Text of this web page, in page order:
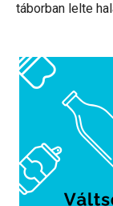
táborban lelte